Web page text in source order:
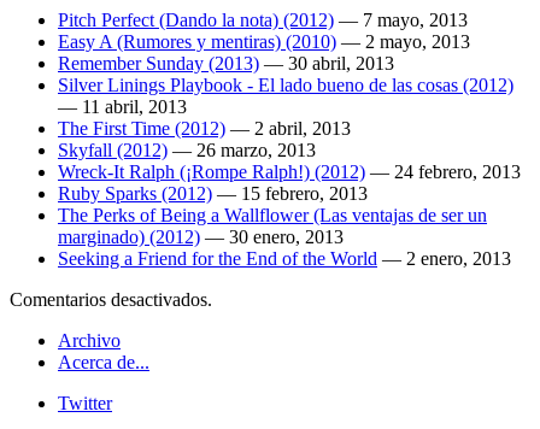
Pitch Perfect (Dando la nota) (2012) — 7 mayo, 2013
Easy A (Rumores y mentiras) (2010) — 2 mayo, 2013
Remember Sunday (2013) — 30 abril, 2013
Silver Linings Playbook - El lado bueno de las cosas (2012)
— 11 abril, 2013
The First Time (2012) — 2 abril, 2013
Skyfall (2012) — 26 marzo, 2013
Wreck-It Ralph (¡Rompe Ralph!) (2012) — 24 febrero, 2013
Ruby Sparks (2012) — 15 febrero, 2013
The Perks of Being a Wallflower (Las ventajas de ser un
marginado) (2012) — 30 enero, 2013
Seeking a Friend for the End of the World — 2 enero, 2013
Comentarios desactivados.
Archivo
Acerca de...
Twitter